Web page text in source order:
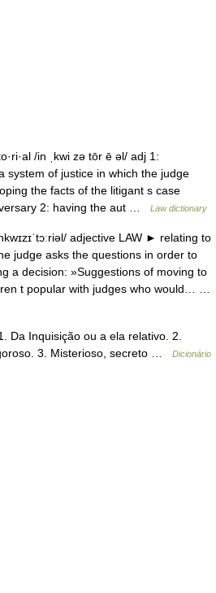
/in ˌkwi zə tōr ē əl/ adj 1:
system of justice in which the judge
the facts of the litigant s case
2: having the aut …
Law dictionary
adjective LAW ► relating to
judge asks the questions in order to
a decision: »Suggestions of moving to
t popular with judges who would… …
Da Inquisição ou a ela relativo. 2.
3. Misterioso, secreto …
Dicionário